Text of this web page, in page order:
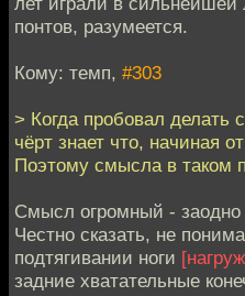
понтов, разумеется.
Кому: темп, #303
> Когда пробовал делать
чёрт знает что, начиная
Поэтому смысла в таком
Смысл огромный - заодно
Честно сказать, не
подтягивании ноги
задние хватательные